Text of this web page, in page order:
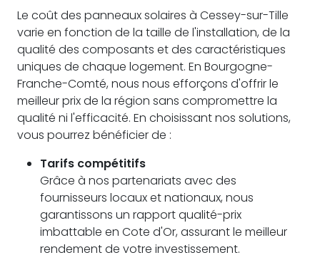
Le coût des panneaux solaires à Cessey-sur-Tille
varie en fonction de la taille de l'installation, de la
qualité des composants et des caractéristiques
uniques de chaque logement. En Bourgogne-
Franche-Comté, nous nous efforçons d'offrir le
meilleur prix de la région sans compromettre la
qualité ni l'efficacité. En choisissant nos solutions,
vous pourrez bénéficier de :
Tarifs compétitifs
Grâce à nos partenariats avec des
fournisseurs locaux et nationaux, nous
garantissons un rapport qualité-prix
imbattable en Cote d'Or, assurant le meilleur
rendement de votre investissement.